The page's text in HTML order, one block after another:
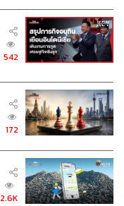
542
172
2.6K